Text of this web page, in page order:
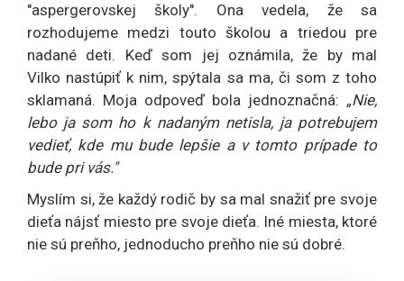
"aspergerovskej školy". Ona vedela, že sa
rozhodujeme medzi touto školou a triedou pre
nadané deti. Keď som jej oznámila, že by mal
Vilko nastúpiť k nim, spýtala sa ma, či som z toho
sklamaná. Moja odpoveď bola jednoznačná: „Nie,
lebo ja som ho k nadaným netisla, ja potrebujem
vedieť, kde mu bude lepšie a v tomto prípade to
bude pri vás."
Myslím si, že každý rodič by sa mal snažiť pre svoje
dieťa nájsť miesto pre svoje dieťa. Iné miesta, ktoré
nie sú preňho, jednoducho preňho nie sú dobré.